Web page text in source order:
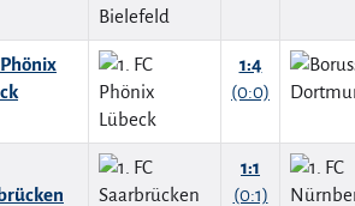
Phönix
1:4
(0:0)
1:1
(0:1)